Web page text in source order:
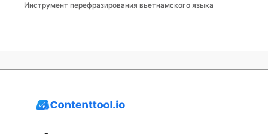
Инструмент перефразирования вьетнамского языка